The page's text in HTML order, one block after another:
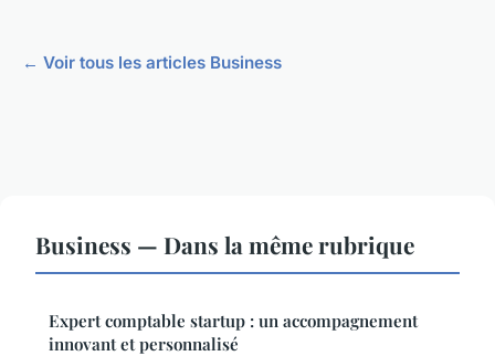
← Voir tous les articles Business
Business — Dans la même rubrique
Expert comptable startup : un accompagnement
innovant et personnalisé